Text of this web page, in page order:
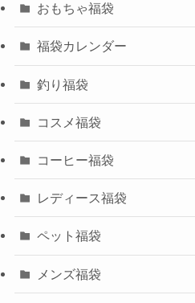
おもちゃ福袋
福袋カレンダー
釣り福袋
コスメ福袋
コーヒー福袋
レディース福袋
ペット福袋
メンズ福袋